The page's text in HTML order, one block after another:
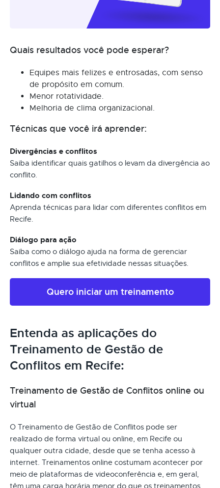
Quais resultados você pode esperar?
Equipes mais felizes e entrosadas, com senso
de propósito em comum.
Menor rotatividade.
Melhoria de clima organizacional.
Técnicas que você irá aprender:
Divergências e conflitos
Saiba identificar quais gatilhos o levam da divergência ao
conflito.
Lidando com conflitos
Aprenda técnicas para lidar com diferentes conflitos em
Recife.
Diálogo para ação
Saiba como o diálogo ajuda na forma de gerenciar
conflitos e amplie sua efetividade nessas situações.
Quero iniciar um treinamento
Entenda as aplicações do
Treinamento de Gestão de
Conflitos em Recife:
Treinamento de Gestão de Conflitos online ou
virtual
O Treinamento de Gestão de Conflitos pode ser
realizado de forma virtual ou online, em Recife ou
qualquer outra cidade, desde que se tenha acesso à
internet. Treinamentos online costumam acontecer por
meio de plataformas de videoconferência e, em geral,
têm uma carga horária menor do que os treinamentos